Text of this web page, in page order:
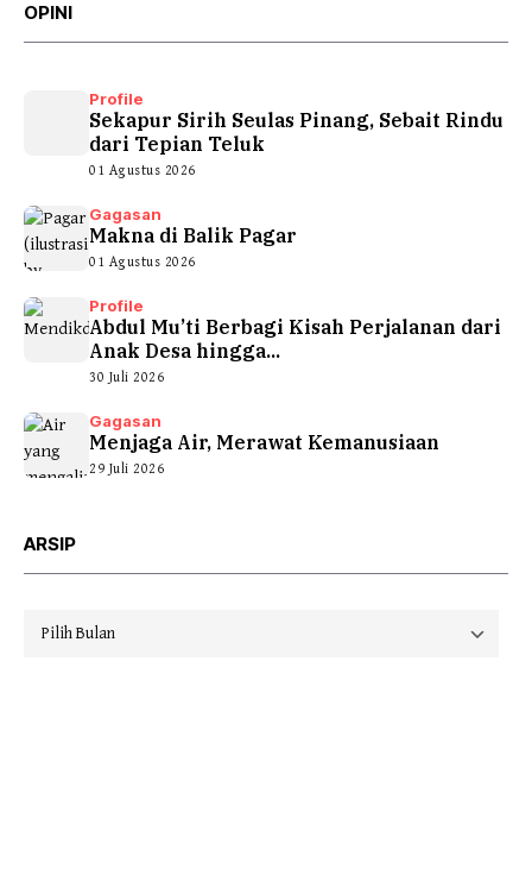
OPINI
Profile
Sekapur Sirih Seulas Pinang, Sebait Rindu
dari Tepian Teluk
01 Agustus 2026
Gagasan
Makna di Balik Pagar
01 Agustus 2026
Profile
Abdul Mu’ti Berbagi Kisah Perjalanan dari
Anak Desa hingga...
30 Juli 2026
Gagasan
Menjaga Air, Merawat Kemanusiaan
29 Juli 2026
ARSIP
Arsip